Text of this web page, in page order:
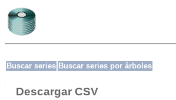
Buscar series Buscar series por árboles
Descargar CSV